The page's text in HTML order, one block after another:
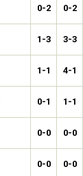
0-2 0-2
1-3 3-3
1-1 4-1
0-1 1-1
0-0 0-0
0-0 0-0